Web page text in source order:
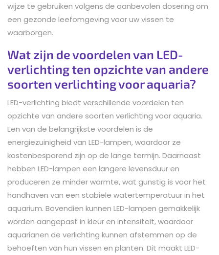
wijze te gebruiken volgens de aanbevolen dosering om
een gezonde leefomgeving voor uw vissen te
waarborgen.
Wat zijn de voordelen van LED-
verlichting ten opzichte van andere
soorten verlichting voor aquaria?
LED-verlichting biedt verschillende voordelen ten
opzichte van andere soorten verlichting voor aquaria.
Een van de belangrijkste voordelen is de
energiezuinigheid van LED-lampen, waardoor ze
kostenbesparend zijn op de lange termijn. Daarnaast
hebben LED-lampen een langere levensduur en
produceren ze minder warmte, wat gunstig is voor het
handhaven van een stabiele watertemperatuur in het
aquarium. Bovendien kunnen LED-lampen gemakkelijk
worden aangepast in kleur en intensiteit, waardoor
aquarianen de verlichting kunnen afstemmen op de
behoeften van hun vissen en planten. Dit maakt LED-